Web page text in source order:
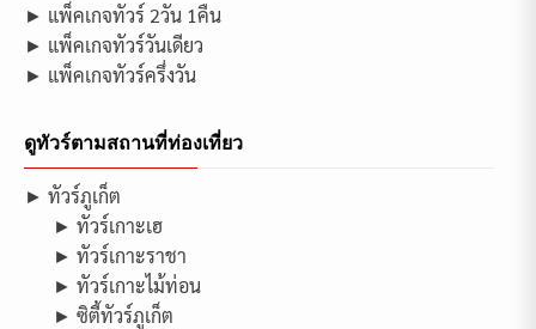
► แพ็คเกจทัวร์ 2วัน 1คืน
► แพ็คเกจทัวร์วันเดียว
► แพ็คเกจทัวร์ครึ่งวัน
ดูทัวร์ตามสถานที่ท่องเที่ยว
► ทัวร์ภูเก็ต
► ทัวร์เกาะเฮ
► ทัวร์เกาะราชา
► ทัวร์เกาะไม้ท่อน
► ซิตี้ทัวร์ภูเก็ต